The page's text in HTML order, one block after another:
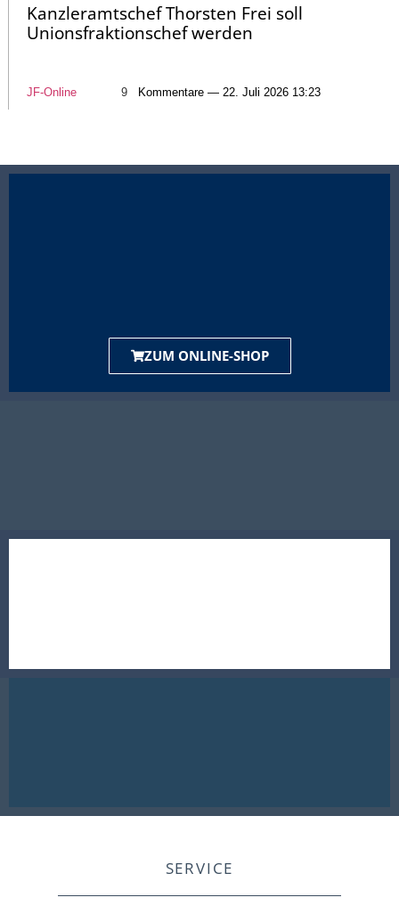
Kanzleramtschef Thorsten Frei soll
Unionsfraktionschef werden
JF-Online 9 Kommentare — 22. Juli 2026 13:23
ZUM ONLINE-SHOP
SERVICE